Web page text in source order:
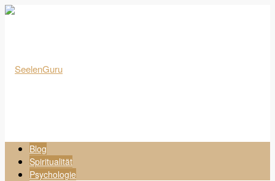
Blog
Spiritualität
Psychologie